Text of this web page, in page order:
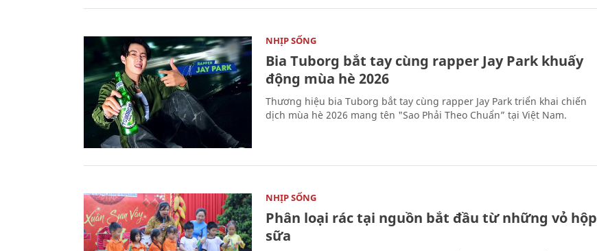
NHỊP SỐNG
Bia Tuborg bắt tay cùng rapper Jay Park khuấy
động mùa hè 2026
Thương hiệu bia Tuborg bắt tay cùng rapper Jay Park triển khai chiến
dịch mùa hè 2026 mang tên "Sao Phải Theo Chuẩn” tại Việt Nam.
NHỊP SỐNG
Phân loại rác tại nguồn bắt đầu từ những vỏ hộp
sữa